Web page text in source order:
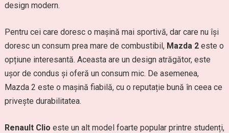
design modern.
Pentru cei care doresc o mașină mai sportivă, dar care nu își
doresc un consum prea mare de combustibil, Mazda 2este o
opțiune interesantă. Aceasta are un design atrăgător, este
ușor de condus și oferă un consum mic. De asemenea,
Mazda 2 este o mașină fiabilă, cu o reputație bună în ceea ce
privește durabilitatea.
Renault Clio este un alt model foarte popular printre studenți,